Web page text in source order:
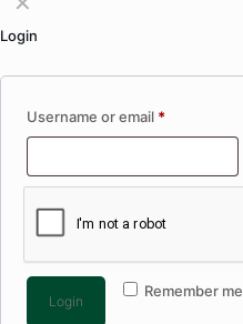
Login
Username or email *
Remember me
Login